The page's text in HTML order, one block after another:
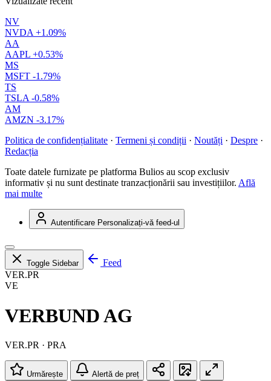
NV
NVDA +1.09%
AA
AAPL +0.53%
MS
MSFT -1.79%
TS
TSLA -0.58%
AM
AMZN -3.17%
Politica de confidențialitate · Termeni și condiții · Noutăți · Despre ·
Redacția
Toate datele furnizate pe platforma Bulios au scop exclusiv
informativ și nu sunt destinate tranzacționării sau investițiilor. Află
mai multe
Autentificare Personalizați-vă feed-ul
Toggle Sidebar
Feed
VER.PR
VE
VERBUND AG
VER.PR · PRA
Urmărește Alertă de preț